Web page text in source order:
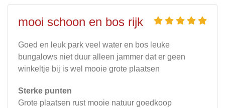
mooi schoon en bos rijk
Goed en leuk park veel water en bos leuke
bungalows niet duur alleen jammer dat er geen
winkeltje bij is wel mooie grote plaatsen
Sterke punten
Grote plaatsen rust mooie natuur goedkoop